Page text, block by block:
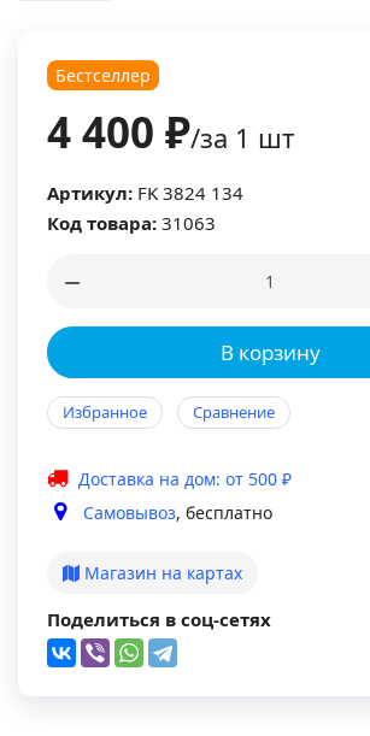
Бестселлер
4 400 ₽/за 1 шт
Артикул: FK 3824 134
Код товара: 31063
В корзину
Избранное Сравнение
Доставка на дом: от 500 ₽
Самовывоз, бесплатно
Магазин на картах
Поделиться в соц-сетях